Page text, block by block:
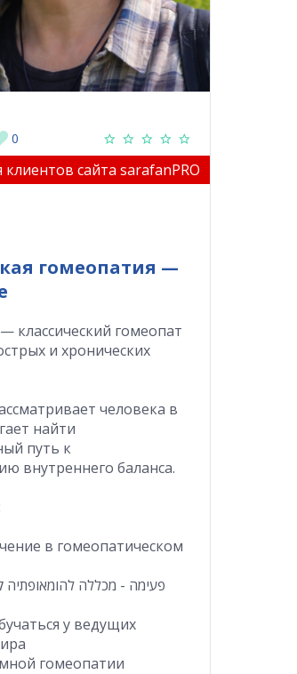
гомеопатия —
классический гомеопат
и хронических
человека в
найти
путь к
внутреннего баланса.
в гомеопатическом
у ведущих
гомеопатии
0
клиентов сайта sarafanPRO